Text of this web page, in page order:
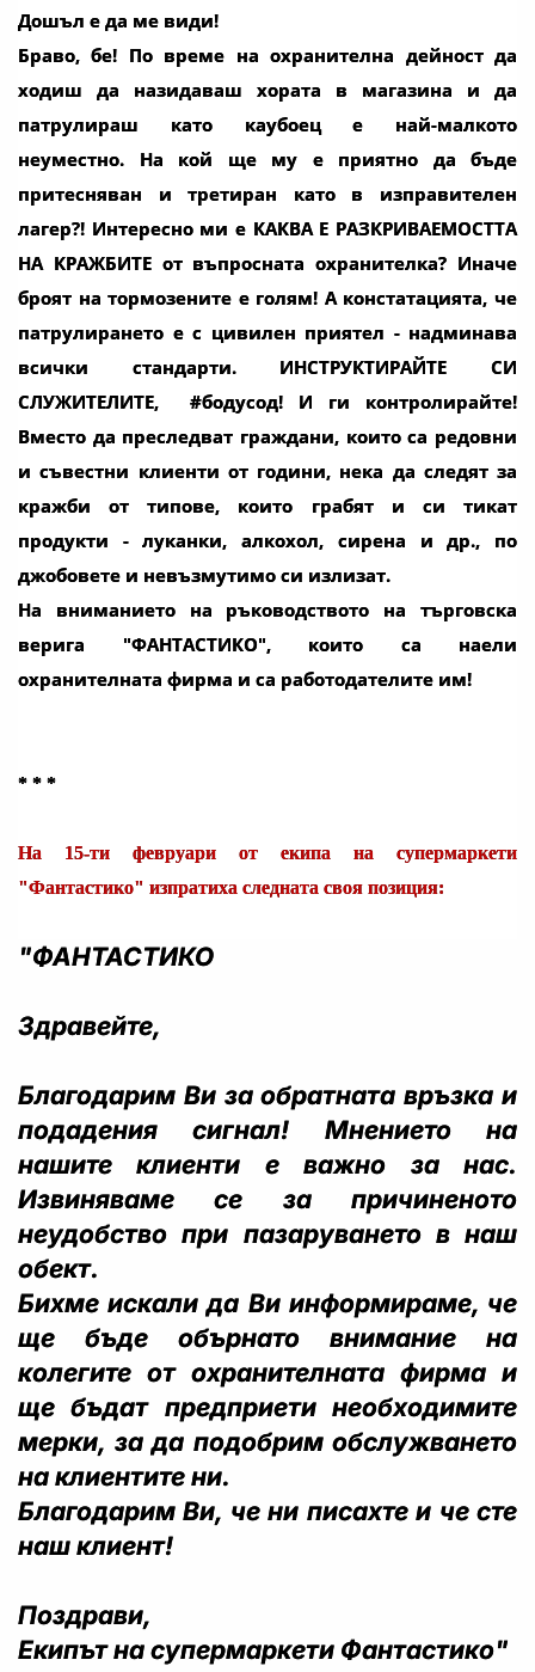
Дошъл е да ме види!
Браво, бе! По време на охранителна дейност да
ходиш да назидаваш хората в магазина и да
патрулираш като каубоец е най-малкото
неуместно. На кой ще му е приятно да бъде
притесняван и третиран като в изправителен
лагер?! Интересно ми е КАКВА Е РАЗКРИВАЕМОСТТА
НА КРАЖБИТЕ от въпросната охранителка? Иначе
броят на тормозените е голям! А констатацията, че
патрулирането е с цивилен приятел - надминава
всички стандарти. ИНСТРУКТИРАЙТЕ СИ
СЛУЖИТЕЛИТЕ, #бодусод! И ги контролирайте!
Вместо да преследват граждани, които са редовни
и съвестни клиенти от години, нека да следят за
кражби от типове, които грабят и си тикат
продукти - луканки, алкохол, сирена и др., по
джобовете и невъзмутимо си излизат.
На вниманието на ръководството на търговска
верига "ФАНТАСТИКО", които са наели
охранителната фирма и са работодателите им!
* * *
На 15-ти февруари от екипа на супермаркети
"Фантастико" изпратиха следната своя позиция:
"ФАНТАСТИКО
Здравейте,
Благодарим Ви за обратната връзка и
подадения сигнал! Мнението на
нашите клиенти е важно за нас.
Извиняваме се за причиненото
неудобство при пазаруването в наш
обект.
Бихме искали да Ви информираме, че
ще бъде обърнато внимание на
колегите от охранителната фирма и
ще бъдат предприети необходимите
мерки, за да подобрим обслужването
на клиентите ни.
Благодарим Ви, че ни писахте и че сте
наш клиент!
Поздрави,
Екипът на супермаркети Фантастико"